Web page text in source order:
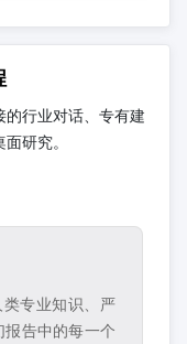
行业对话、专有建
研究。
专业知识、严
告中的每一个